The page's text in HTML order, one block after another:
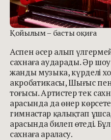
Қойылым – басты оқиға
Аспен әсер алып
сахнаға аударады. Әр
жанды музыка, күрделі
акробатикасы, Шығыс пен
тоғысы. Артистер тек
арасында да өнер
гимнастар қалықтап ұшса,
арасында билеп өтеді.
сахнаға араласу.